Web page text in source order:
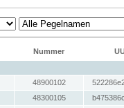
Nummer
48900102
48300105